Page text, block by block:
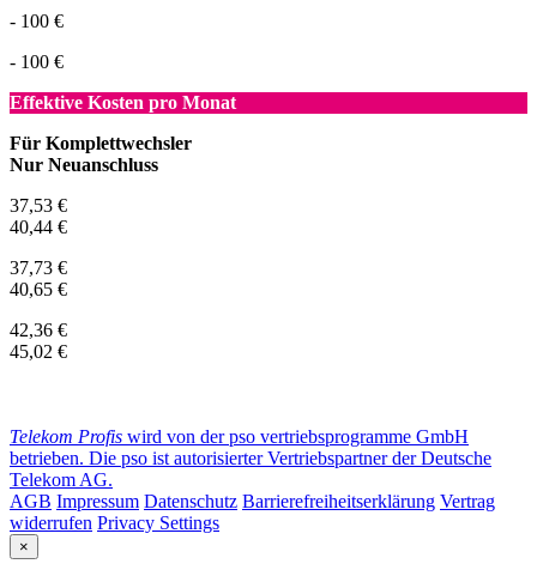
- 100 €
- 100 €
Effektive Kosten pro Monat
Für Komplettwechsler
Nur Neuanschluss
37,53 €
40,44 €
37,73 €
40,65 €
42,36 €
45,02 €
Telekom Profis wird von der pso vertriebsprogramme GmbH
betrieben. Die pso ist autorisierter Vertriebspartner der Deutsche
Telekom AG.
AGB Impressum Datenschutz Barrierefreiheitserklärung Vertrag
widerrufen Privacy Settings
×